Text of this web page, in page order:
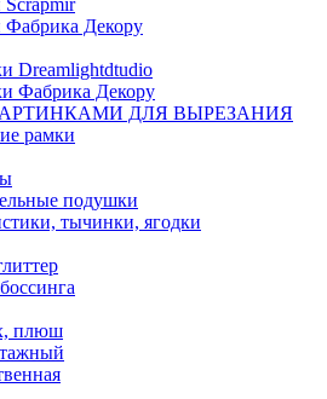
Декору
Dreamlightdtudio
Фабрика Декору
ДЛЯ ВЫРЕЗАНИЯ
рамки
подушки
тычинки, ягодки
плюш